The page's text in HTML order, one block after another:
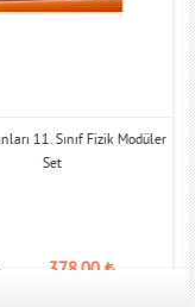
11. Sınıf Fizik Modüler
Set
378,00₺